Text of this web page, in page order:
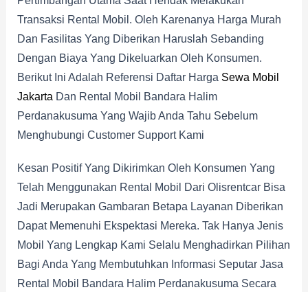
Transaksi Rental Mobil. Oleh Karenanya Harga Murah
Dan Fasilitas Yang Diberikan Haruslah Sebanding
Dengan Biaya Yang Dikeluarkan Oleh Konsumen.
Berikut Ini Adalah Referensi Daftar Harga Sewa Mobil
Jakarta Dan Rental Mobil Bandara Halim
Perdanakusuma Yang Wajib Anda Tahu Sebelum
Menghubungi Customer Support Kami
Kesan Positif Yang Dikirimkan Oleh Konsumen Yang
Telah Menggunakan Rental Mobil Dari Olisrentcar Bisa
Jadi Merupakan Gambaran Betapa Layanan Diberikan
Dapat Memenuhi Ekspektasi Mereka. Tak Hanya Jenis
Mobil Yang Lengkap Kami Selalu Menghadirkan Pilihan
Bagi Anda Yang Membutuhkan Informasi Seputar Jasa
Rental Mobil Bandara Halim Perdanakusuma Secara